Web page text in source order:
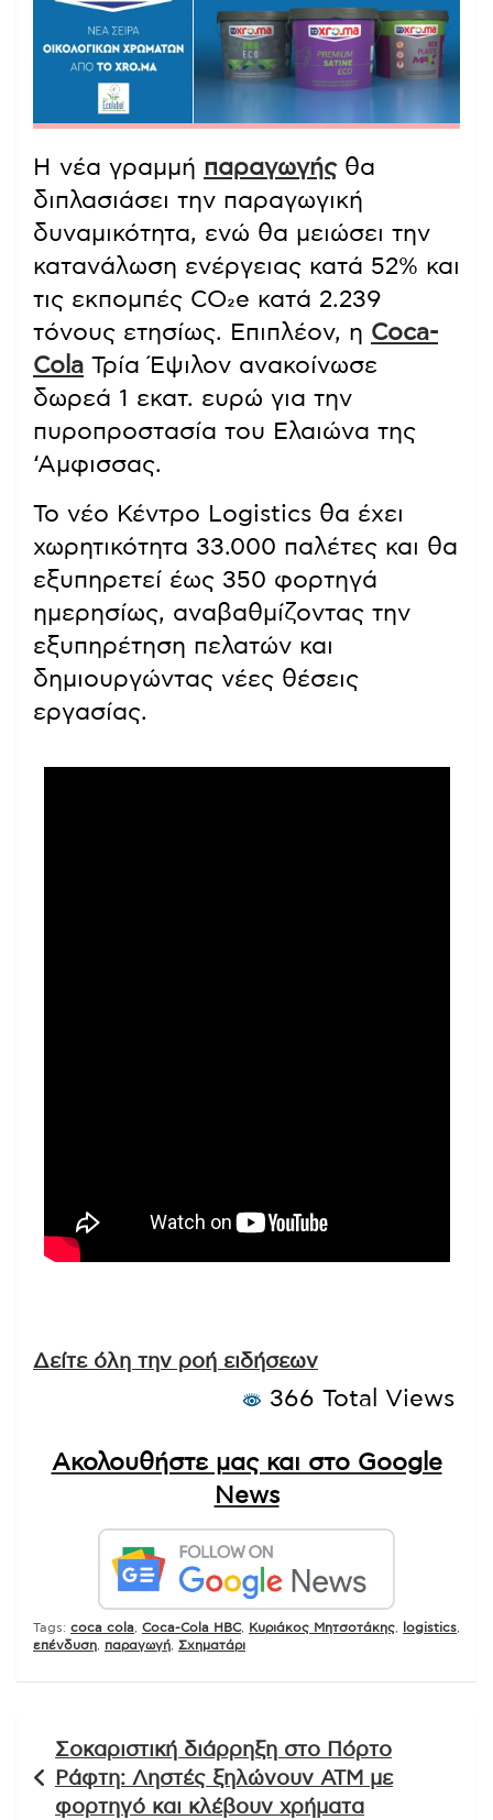
Η νέα γραμμή παραγωγήςθα
διπλασιάσει την παραγωγική
δυναμικότητα, ενώ θα μειώσει την
κατανάλωση ενέργειας κατά 52% και
τις εκπομπές CO₂e κατά 2.239
τόνους ετησίως. Επιπλέον, η Coca-
Cola Τρία Έψιλον ανακοίνωσε
δωρεά 1 εκατ. ευρώ για την
πυροπροστασία του Ελαιώνα της
‘Αμφισσας.
Το νέο Κέντρο Logistics θα έχει
χωρητικότητα 33.000 παλέτες και θα
εξυπηρετεί έως 350 φορτηγά
ημερησίως, αναβαθμίζοντας την
εξυπηρέτηση πελατών και
δημιουργώντας νέες θέσεις
εργασίας.
Δείτε όλη την ροή ειδήσεων
366 Total Views
Ακολουθήστε μας και στο Google
News
Tags: coca cola Coca-Cola HBC, Kυριάκος Μητσοτάκης logistics
επένδυση
παραγωγή Σχηματάρι
άρθρων
Σοκαριστική διάρρηξη στο Πόρτο
Ράφτη: Ληστές ξηλώνουν ΑΤΜ με
φορτηγό και κλέβουν χρήματα